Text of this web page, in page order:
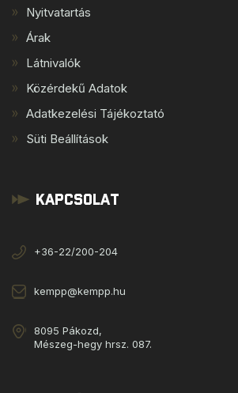
Nyitvatartás
Árak
Látnivalók
Közérdekű Adatok
Adatkezelési Tájékoztató
Süti Beállítások
Kapcsolat
+36-22/200-204
kempp@kempp.hu
8095 Pákozd,
Mészeg-hegy hrsz. 087.